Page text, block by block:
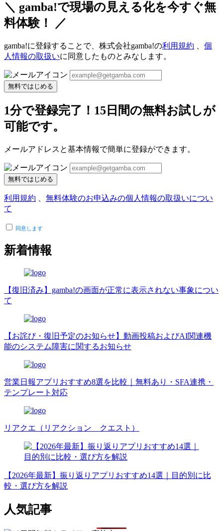
＼ gamba!で現場の見える化を今すぐ無
料体験！ ／
gamba!に登録することで、株式会社gamba!の利用規約
個
人情報の取扱いに同意したものとみなします。
無料ではじめる
1分で登録完了！15日間の無料お試しが
可能です。
メールアドレスと基本情報で簡単に登録ができます。
無料ではじめる
利用規約
無料体験のお申込みの個人情報の取扱いについ
て
同意します
新着情報
【復旧済み】gamba!の画面が正常に表示されない事象につい
て
【お詫び・復旧予定のお知らせ】動画投稿およびAI関連機
能のシステム障害に関するお知らせ
営業日報アプリおすすめ8選を比較｜無料あり・SFA連携・
テンプレート対応
リアクエ（リアクション クエスト）
【2026年最新】振り返りアプリおすすめ14選｜目的別に比
較・選び方を解説
人気記事